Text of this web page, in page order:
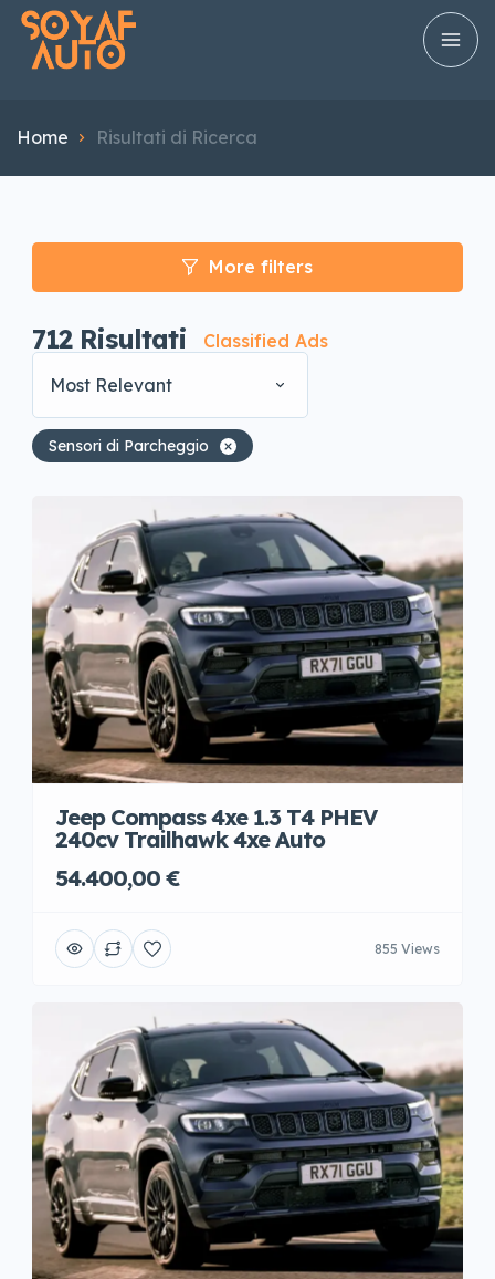
Home Risultati di Ricerca
More filters
712 Risultati
Classified Ads
Most Relevant
Sensori di Parcheggio
Jeep Compass 4xe 1.3 T4 PHEV
240cv Trailhawk 4xe Auto
54.400,00 €
855 Views